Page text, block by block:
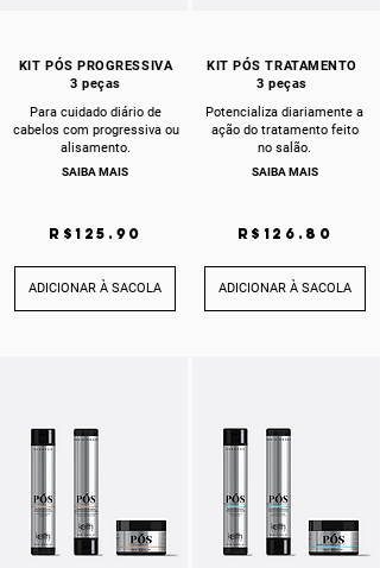
KIT PÓS PROGRESSIVA
3 peças
Para cuidado diário de
cabelos com progressiva ou
alisamento.
SAIBA MAIS
R$125.90
ADICIONAR À SACOLA
KIT PÓS TRATAMENTO
3 peças
Potencializa diariamente a
ação do tratamento feito
no salão.
SAIBA MAIS
R$126.80
ADICIONAR À SACOLA